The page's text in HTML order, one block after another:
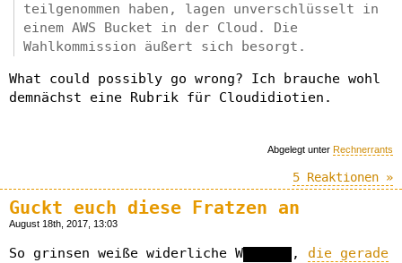
teilgenommen haben, lagen unverschlüsselt in
einem AWS Bucket in der Cloud. Die
Wahlkommission äußert sich besorgt.
What could possibly go wrong? Ich brauche wohl
demnächst eine Rubrik für Cloudidiotien.
Abgelegt unter Rechnerrants
5 Reaktionen »
Guckt euch diese Fratzen an
August 18th, 2017, 13:03
So grinsen weiße widerliche W██████, die gerade